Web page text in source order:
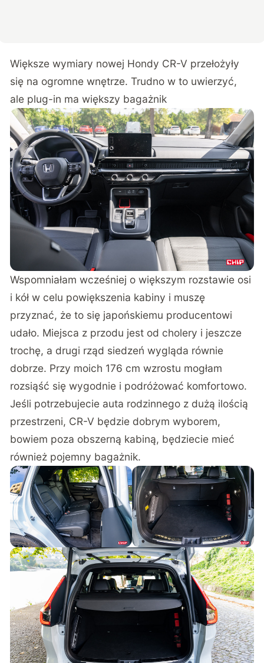
Większe wymiary nowej Hondy CR-V przełożyły
się na ogromne wnętrze. Trudno w to uwierzyć,
ale plug-in ma większy bagażnik
Wspomniałam wcześniej o większym rozstawie osi
i kół w celu powiększenia kabiny i muszę
przyznać, że to się japońskiemu producentowi
udało. Miejsca z przodu jest od cholery i jeszcze
trochę, a drugi rząd siedzeń wygląda równie
dobrze. Przy moich 176 cm wzrostu mogłam
rozsiąść się wygodnie i podróżować komfortowo.
Jeśli potrzebujecie auta rodzinnego z dużą ilością
przestrzeni, CR-V będzie dobrym wyborem,
bowiem poza obszerną kabiną, będziecie mieć
również pojemny bagażnik.